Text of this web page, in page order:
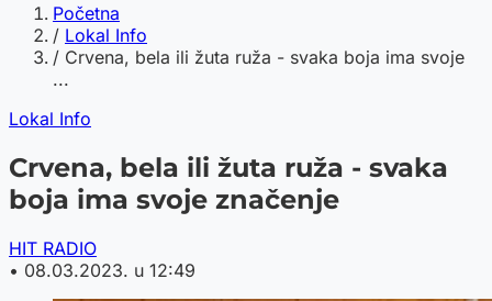
Početna
/ Lokal Info
/ Crvena, bela ili žuta ruža - svaka boja ima svoje
...
Lokal Info
Crvena, bela ili žuta ruža - svaka
boja ima svoje značenje
HIT RADIO
• 08.03.2023. u 12:49